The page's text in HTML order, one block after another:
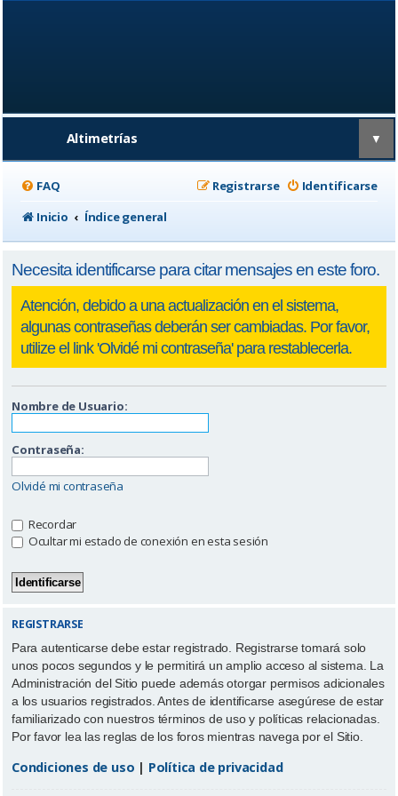
Altimetrías ▼
FAQ Identificarse
Registrarse
Inicio
Índice general
Necesita identificarse para citar mensajes en este foro.
Nombre de Usuario:
Contraseña:
Olvidé mi contraseña
Recordar
Ocultar mi estado de conexión en esta sesión
REGISTRARSE
Para autenticarse debe estar registrado. Registrarse tomará solo
unos pocos segundos y le permitirá un amplio acceso al sistema. La
Administración del Sitio puede además otorgar permisos adicionales
a los usuarios registrados. Antes de identificarse asegúrese de estar
familiarizado con nuestros términos de uso y políticas relacionadas.
Por favor lea las reglas de los foros mientras navega por el Sitio.
Condiciones de uso | Política de privacidad